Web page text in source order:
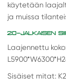
käytetään
ja muissa
20-JALKAISEN
Laajennettu
Sisäiset mitat: